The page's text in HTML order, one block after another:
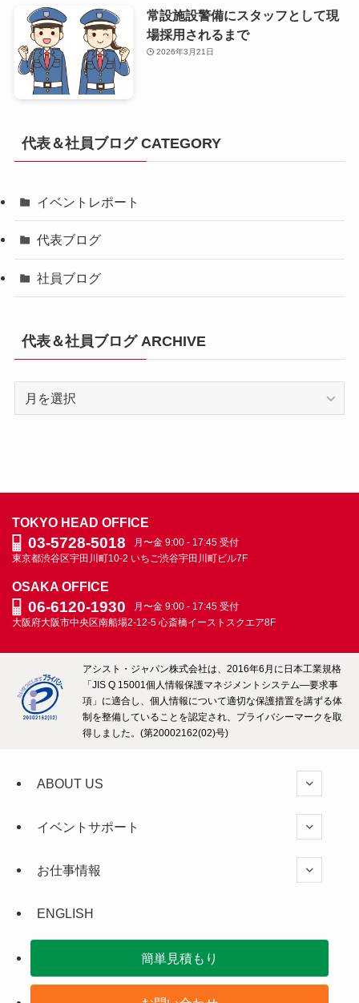
常設施設警備にスタッフとして現
場採用されるまで
2026年3月21日
代表＆社員ブログ CATEGORY
イベントレポート
代表ブログ
社員ブログ
代表＆社員ブログ ARCHIVE
ブ
グ
ARCHIVE
TOKYO HEAD OFFICE
03-5728-5018
月〜金 9:00 - 17:45 受付
東京都渋谷区宇田川町10-2 いちご渋谷宇田川町ビル7F
OSAKA OFFICE
06-6120-1930
月〜金 9:00 - 17:45 受付
大阪府大阪市中央区南船場2-12-5 心斎橋イーストスクエア8F
アシスト・ジャパン株式会社は、2016年6月に日本工業規格
「JIS Q 15001個人情報保護マネジメントシステム―要求事
項」に適合し、個人情報について適切な保護措置を講ずる体
制を整備していることを認定され、プライバシーマークを取
得しました。(第20002162(02)号)
ABOUT US
イベントサポート
お仕事情報
ENGLISH
簡単見積もり